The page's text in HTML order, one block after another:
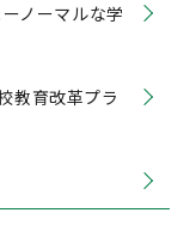
ノーマルな学
教育改革プラ